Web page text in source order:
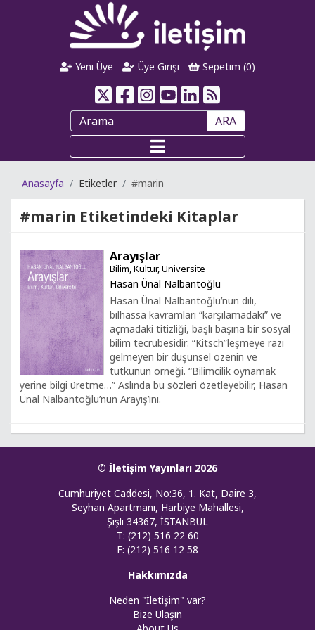
Yeni Üye Üye Girişi Sepetim (0)
ARA
Anasayfa Etiketler #marin
#marin Etiketindeki Kitaplar
Arayışlar
Bilim, Kültür, Üniversite
Hasan Ünal Nalbantoğlu
Hasan Ünal Nalbantoğlu’nun dili,
bilhassa kavramları “karşılamadaki” ve
açmadaki titizliği, başlı başına bir sosyal
bilim tecrübesidir: “Kitsch”leşmeye razı
gelmeyen bir düşünsel özenin ve
tutkunun örneği. “Bilimcilik oynamak
yerine bilgi üretme…” Aslında bu sözleri özetleyebilir, Hasan
Ünal Nalbantoğlu’nun Arayış’ını.
© İletişim Yayınları 2026
Cumhuriyet Caddesi, No:36, 1. Kat, Daire 3,
Seyhan Apartmanı, Harbiye Mahallesi,
Şişli 34367, İSTANBUL
T: (212) 516 22 60
F: (212) 516 12 58
Hakkımızda
Neden "İletişim" var?
Bize Ulaşın